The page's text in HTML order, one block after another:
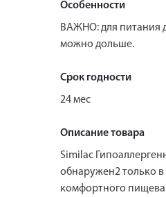
Особенности
ВАЖНО: для питания
можно дольше.
Срок годности
24 мес
Описание товара
Similac
обнаружен2 только
комфортного